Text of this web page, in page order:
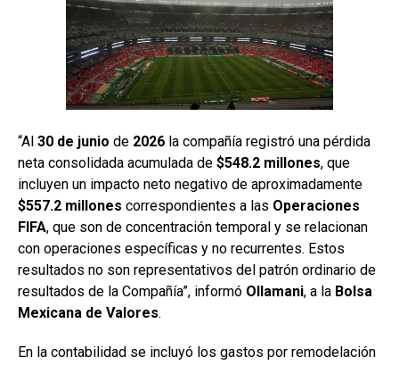
“Al 30 de junio de 2026 la compañía registró una pérdida
neta consolidada acumulada de $548.2 millones, que
incluyen un impacto neto negativo de aproximadamente
$557.2 millones correspondientes a las Operaciones
FIFA, que son de concentración temporal y se relacionan
con operaciones específicas y no recurrentes. Estos
resultados no son representativos del patrón ordinario de
resultados de la Compañía”, informó Ollamani, a la Bolsa
Mexicana de Valores.
En la contabilidad se incluyó los gastos por remodelación